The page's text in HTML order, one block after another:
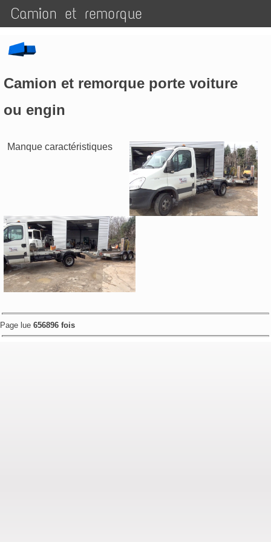
Camion et remorque
Camion et remorque porte voiture
ou engin
Manque caractéristiques
Page lue 656896 fois